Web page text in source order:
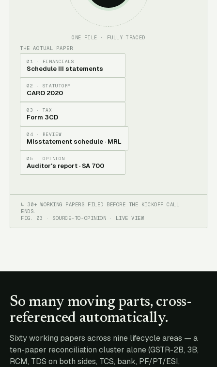
ONE FILE · FULLY TRACED
THE ACTUAL PAPER
01 · FINANCIALS
Schedule III statements
02 · STATUTORY
CARO 2020
03 · TAX
Form 3CD
04 · REVIEW
Misstatement schedule · MRL
05 · OPINION
Auditor's report · SA 700
↳ 30+ WORKING PAPERS FILED BEFORE THE KICKOFF CALL
ENDS.
FIG. 03 · SOURCE-TO-OPINION · LIVE VIEW
So many moving parts, cross-
referenced automatically.
Sixty working papers across nine lifecycle areas — a
ten-paper reconciliation cluster alone (GSTR-2B, 3B,
RCM, TDS on both sides, TCS, bank, PF/PT/ESI,